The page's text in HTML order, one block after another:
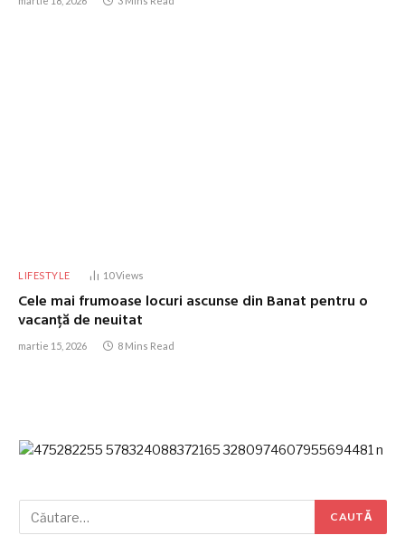
LIFESTYLE 10Views
Cele mai frumoase locuri ascunse din Banat pentru o
vacanță de neuitat
martie 15, 2026 8 Mins Read